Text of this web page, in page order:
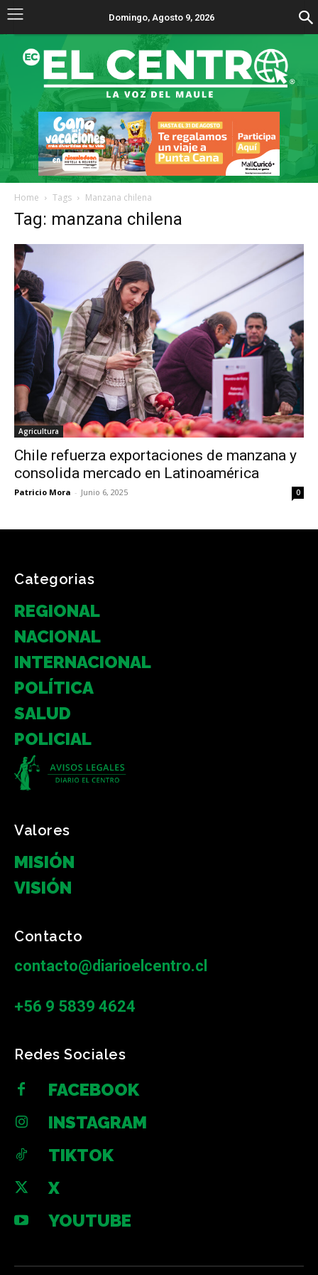
Domingo, Agosto 9, 2026
Home Tags Manzana chilena
Tag: manzana chilena
Agricultura
Chile refuerza exportaciones de manzana y
consolida mercado en Latinoamérica
Patricio Mora - Junio 6, 2025 0
Categorias
REGIONAL
NACIONAL
INTERNACIONAL
POLÍTICA
SALUD
POLICIAL
Valores
MISIÓN
VISIÓN
Contacto
contacto@diarioelcentro.cl
+56 9 5839 4624
Redes Sociales
FACEBOOK
INSTAGRAM
TIKTOK
X
YOUTUBE